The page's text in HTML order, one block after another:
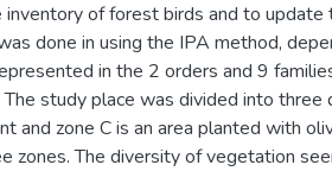
of forest birds and to update
done in using the IPA method,
in the 2 orders and 9
study place was divided into
and zone C is an area planted with
zones. The diversity of vegetation